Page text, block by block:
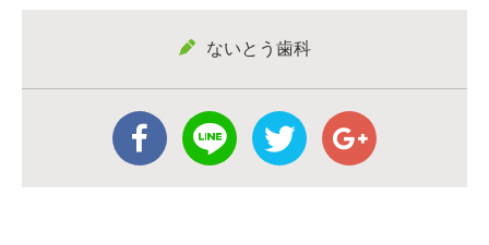
ないとう歯科